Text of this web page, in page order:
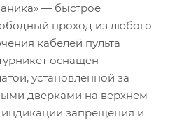
— быстрое
проход из любого
кабелей пульта
оснащен
установленной за
дверками на верхнем
индикации запрещения и